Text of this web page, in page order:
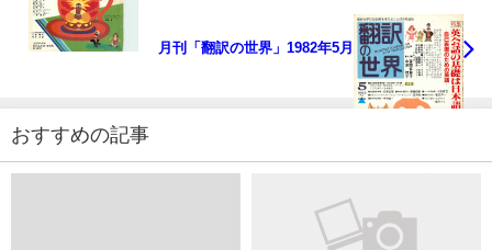
月刊「翻訳の世界」1982年5月
おすすめの記事